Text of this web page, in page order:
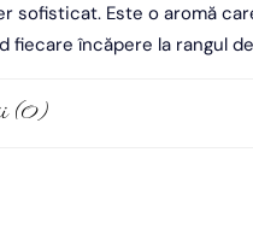
sofisticat. Este o aromă
fiecare încăpere la rangul
(0)